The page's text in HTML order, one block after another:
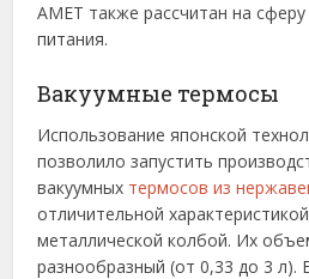
АМЕТ также рассчитан на
питания.
Вакуумные термосы
Использование японской
позволило запустить
вакуумных термосов из
отличительной
металлической колбой. Их
разнообразный (от 0,33 до 3 л).